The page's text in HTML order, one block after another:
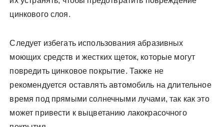
цинкового слоя.
Следует избегать использования абразивных
моющих средств и жестких щеток, которые могут
повредить цинковое покрытие. Также не
рекомендуется оставлять автомобиль на длительное
время под прямыми солнечными лучами, так как это
может привести к выцветанию лакокрасочного